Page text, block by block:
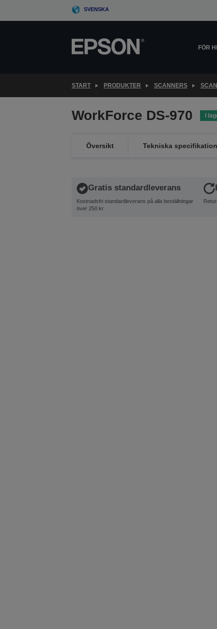
SVENSKA
FÖR
START PRODUKTER SCANNERS
WorkForce DS-970 I
Översikt Tekniska
Gratis standardleverans
Kostnadsfri standardleverans på alla beställningar
över 250 kr